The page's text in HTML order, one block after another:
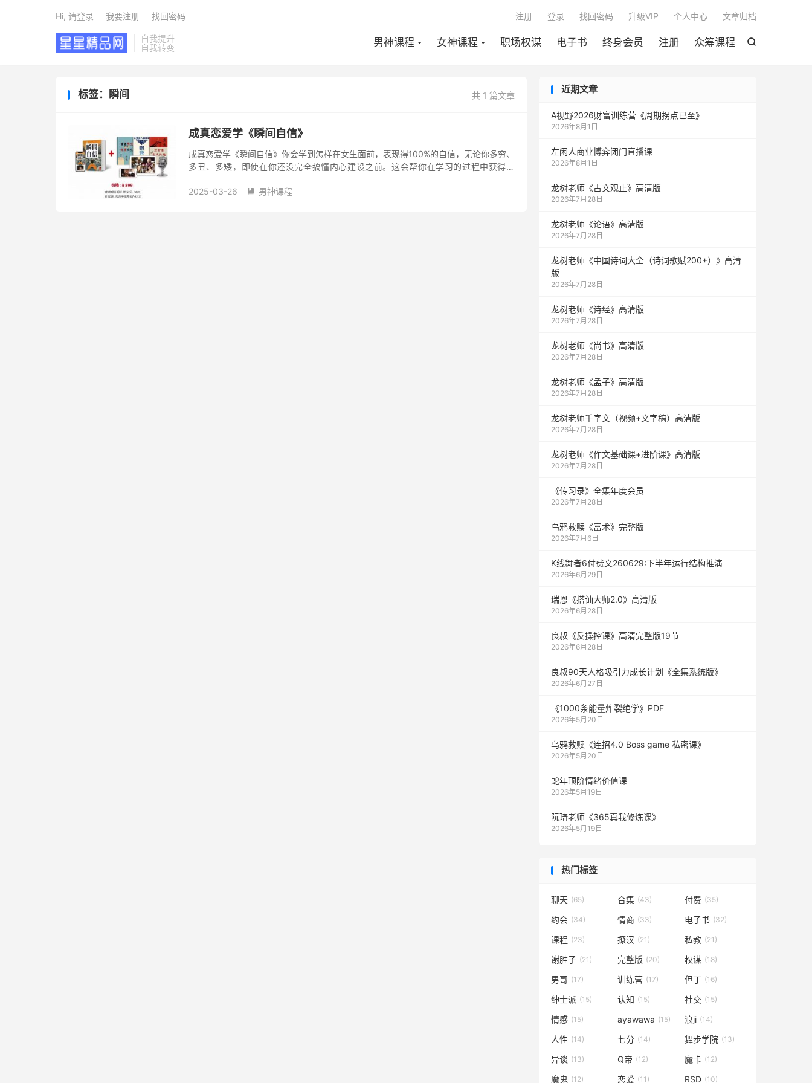
自我提升
自我转变

男神课程 女神课程 职场权谋 电子书 终身会员 注册 众筹课程
注册 登录 找回密码 升级VIP 个人中心 文章归档
Hi, 请登录 我要注册 找回密码
共 1 篇文章
标签：瞬间
成真恋爱学《瞬间自信》
成真恋爱学《瞬间自信》你会学到怎样在女生面前，表现得100%的自信，无论你多穷、
多丑、多矮，即使在你还没完全搞懂内心建设之前。这会帮你在学习的过程中获得经
成功秘诀，...
2025-03-26  男神课程
近期文章
A视野2026财富训练营《周期拐点已至》
2026年8月1日
左闲人商业博弈闭门直播课
2026年8月1日
龙树老师《古文观止》高清版
2026年7月28日
龙树老师《论语》高清版
2026年7月28日
龙树老师《中国诗词大全（诗词歌赋200+）》高清
版
2026年7月28日
龙树老师《诗经》高清版
2026年7月28日
龙树老师《尚书》高清版
2026年7月28日
龙树老师《孟子》高清版
2026年7月28日
龙树老师千字文（视频+文字稿）高清版
2026年7月28日
龙树老师《作文基础课+进阶课》高清版
2026年7月28日
《传习录》全集年度会员
2026年7月28日
乌鸦救赎《富术》完整版
2026年7月6日
K线舞者6付费文260629:下半年运行结构推演
2026年6月29日
瑞恩《搭讪大师2.0》高清版
2026年6月28日
良叔《反操控课》高清完整版19节
2026年6月28日
良叔90天人格吸引力成长计划《全集系统版》
2026年6月27日
《1000‮能条‬‎量‮裂炸‬‎绝学》PDF
2026年5月20日
乌鸦救赎《连招4.0 Boss game 私密课》
2026年5月20日
蛇年顶阶情绪价值课
2026年5月19日
阮琦老师《365真我修炼课》
2026年5月19日
热门标签
聊天 (65) 合集 (43) 付费 (35)
约会 (34) 情商 (33) 电子书 (32)
课程 (23) 撩汉 (21) 私教 (21)
谢胜子 (21) 完整版 (20) 权谋 (18)
男哥 (17) 训练营 (17) 但丁 (16)
绅士派 (15) 认知 (15) 社交 (15)
情感 (15) ayawawa (15) 浪ji (14)
人性 (14) 七分 (14) 舞步学院 (13)
异谈 (13) Q帝 (12) 魔卡 (12)
魔鬼 (12) 恋爱 (11) RSD (10)